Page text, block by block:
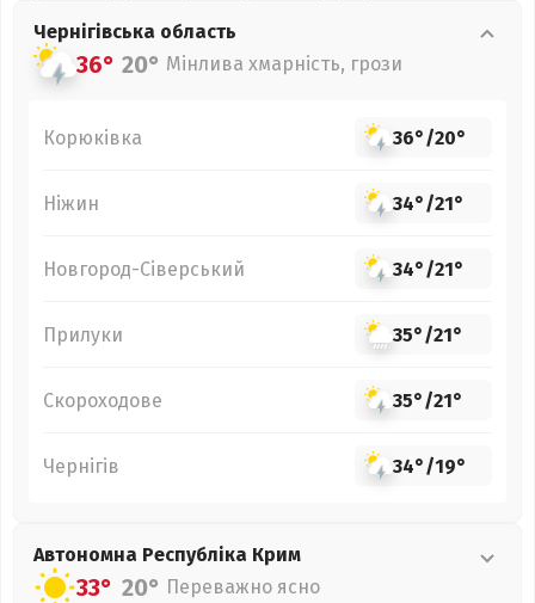
Чернігівська область
36° 20° Мінлива хмарність, грози
Корюківка 36°/20°
Ніжин 34°/21°
Новгород-Сіверський 34°/21°
Прилуки 35°/21°
Скороходове 35°/21°
Чернігів 34°/19°
Автономна Республіка Крим
33° 20° Переважно ясно